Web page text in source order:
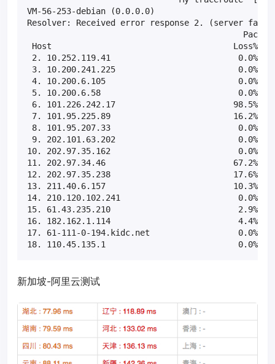
VM-56-253-debian (0.0.0.0)
Resolver: Received error response 2. (server
Host                                     Loss%   Snt
2. 10.252.119.41                          0.0%
3. 10.200.241.225                         0.0%
4. 10.200.6.105                           0.0%
5. 10.200.6.58                            0.0%
6. 101.226.242.17                        98.5%
7. 101.95.225.89                         16.2%
8. 101.95.207.33                          0.0%
9. 202.101.63.202                         0.0%
10. 202.97.35.162                          0.0%
11. 202.97.34.46                          67.2%
12. 202.97.35.238                         17.6%
13. 211.40.6.157                          10.3%
14. 210.120.102.241                        0.0%
15. 61.43.235.210                          2.9%
16. 182.162.1.114                          4.4%
17. 61-111-0-194.kidc.net                  0.0%
18. 110.45.135.1                           0.0%
新加坡-阿里云测试